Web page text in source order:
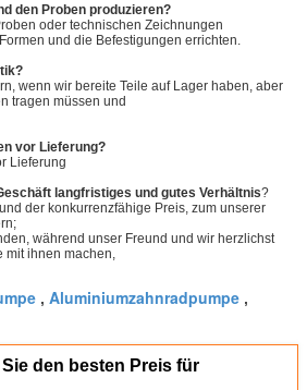
den Proben produzieren?
oder technischen Zeichnungen
und die Befestigungen errichten.
wenn wir bereite Teile auf Lager haben, aber
tragen müssen und
vor Lieferung?
Lieferung
langfristiges und gutes Verhältnis?
der konkurrenzfähige Preis, zum unserer
während unser Freund und wir herzlichst
mit ihnen machen,
, Aluminiumzahnradpumpe ,
den besten Preis für